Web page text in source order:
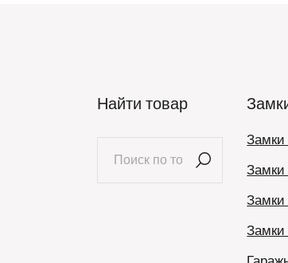
Найти товар
Замки